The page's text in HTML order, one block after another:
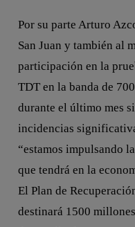
Por su parte Arturo
San Juan y también al
participación en la
TDT en la banda de
durante el último mes
incidencias
“estamos impulsando
que tendrá en la
El Plan de
destinará 1500